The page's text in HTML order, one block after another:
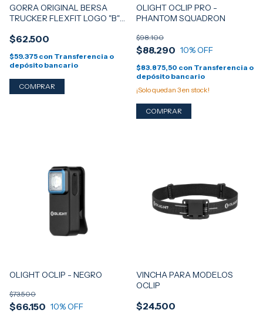
GORRA ORIGINAL BERSA
TRUCKER FLEXFIT LOGO "B"
by YUPOONG FLEXFIT
$62.500
$59.375 con Transferencia o
depósito bancario
OLIGHT OCLIP PRO -
PHANTOM SQUADRON
$88.290
$98.100
10% OFF
$83.875,50 con Transferencia o
depósito bancario
¡Solo quedan 3en stock!
OLIGHT OCLIP - NEGRO
$66.150
$73.500
10% OFF
VINCHA PARA MODELOS
OCLIP
$24.500